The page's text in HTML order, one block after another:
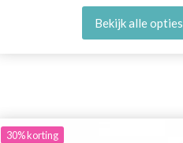
Bekijk alle opties
30%korting